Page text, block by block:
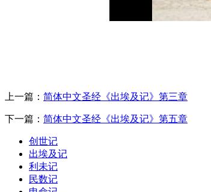
上一篇： 简体中文圣经《出埃及记》第三章
下一篇： 简体中文圣经《出埃及记》第五章
创世记
出埃及记
利未记
民数记